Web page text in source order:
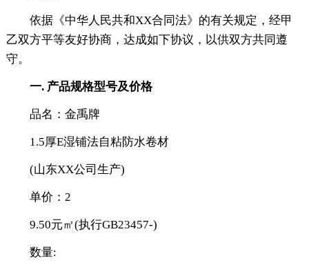
依据《中华人民共和XX合同法》的有关规定，经甲
乙双方平等友好协商，达成如下协议，以供双方共同遵
守。
一. 产品规格型号及价格
品名：金禹牌
1.5厚E湿铺法自粘防水卷材
(山东XX公司生产)
单价：2
9.50元㎡(执行GB23457-)
数量: